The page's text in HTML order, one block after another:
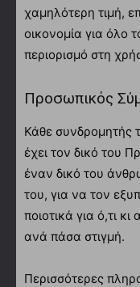
χαμηλότερη τιμή,
οικονομία για όλο
περιορισμό στη
Προσωπικός
Κάθε συνδρομητής
έχει τον δικό του
έναν δικό του
του, για να τον
ποιοτικά για ό,τι κι
ανά πάσα στιγμή.
Περισσότερες